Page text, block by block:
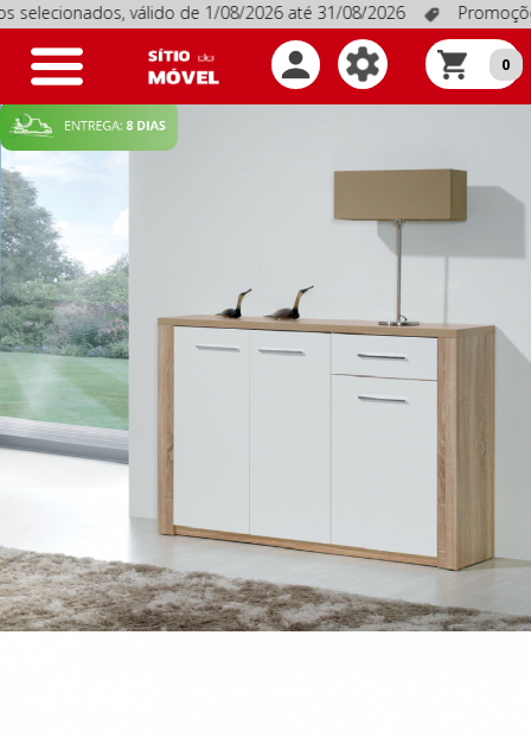
válido de 1/08/2026 até 31/08/2026 Promoções em
Toggle
navigation 0